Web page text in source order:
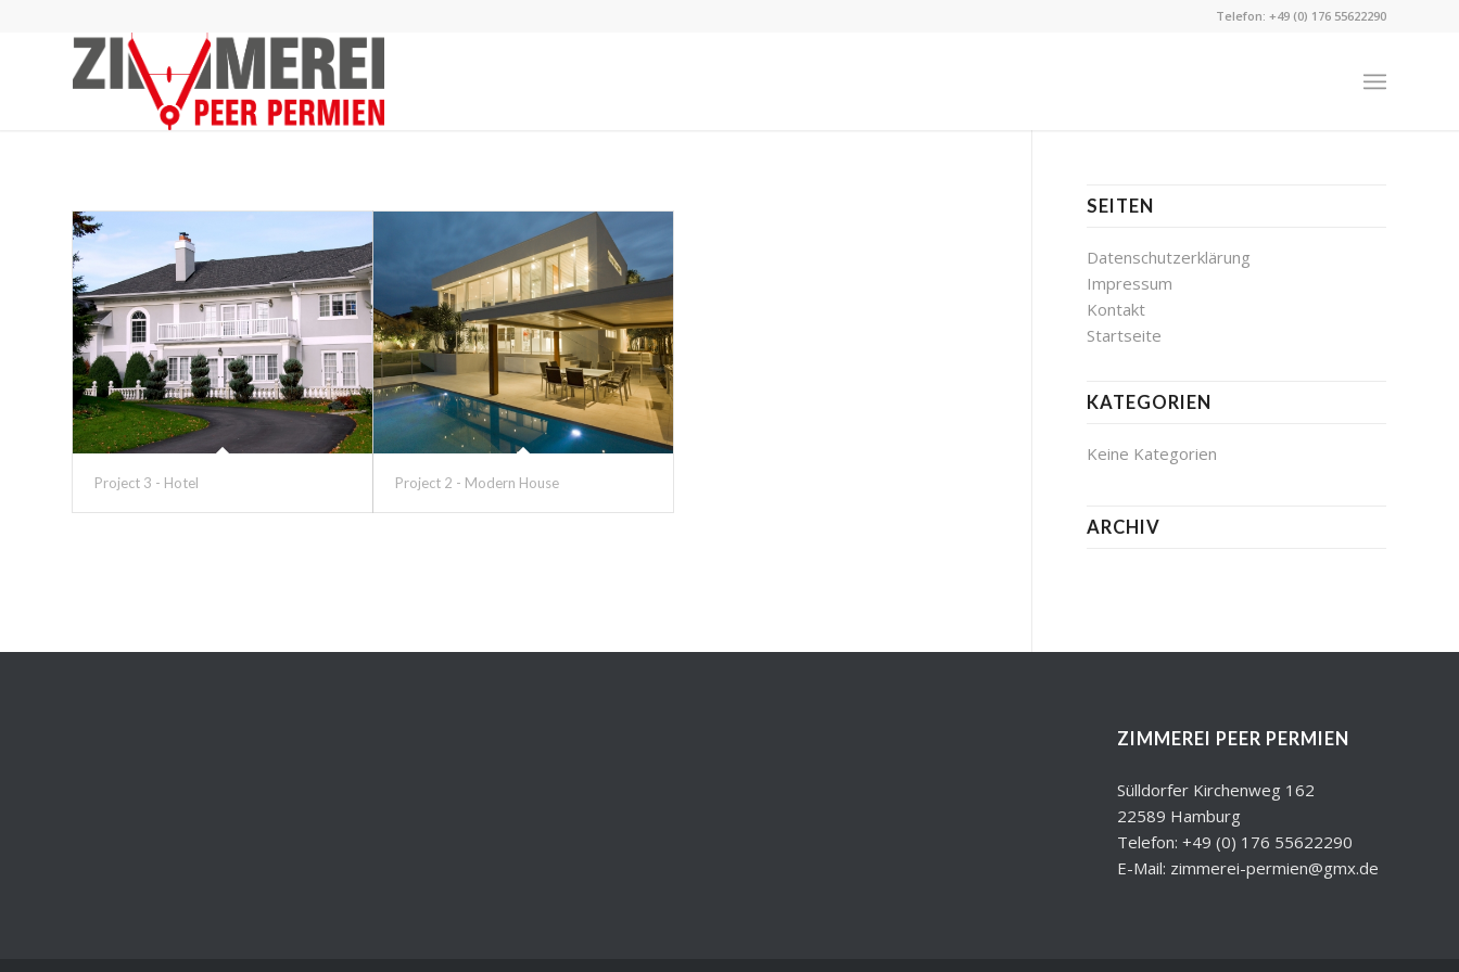
Telefon: +49 (0) 176 55622290
Project 3 - Hotel Project 2 - Modern House
SEITEN
Datenschutzerklärung
Impressum
Kontakt
Startseite
KATEGORIEN
Keine Kategorien
ARCHIV
ZIMMEREI PEER PERMIEN
Sülldorfer Kirchenweg 162
22589 Hamburg
Telefon: +49 (0) 176 55622290
E-Mail: zimmerei-permien@gmx.de